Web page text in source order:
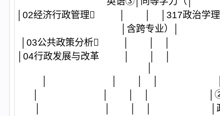
│02经济行政管理 │ │ │317政治学理
│含跨专业）│
│03公共政策分析 │ │ │ │
│04行政发展与改革 │ │ │
│ │ │ │ │②当代
│ │ │ │ │政治